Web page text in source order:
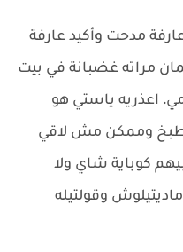
مدحت وأكيد عارفة
مراته غضبانة في بيت
اعذريه ياستي هو
وممكن مش لاقي
كوباية شاي ولا
وقولتيله